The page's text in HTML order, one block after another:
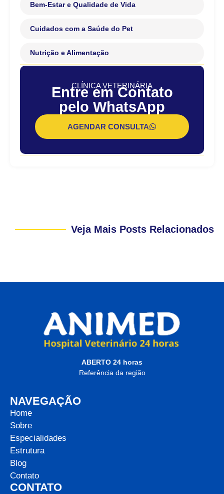
Bem-Estar e Qualidade de Vida
Cuidados com a Saúde do Pet
Nutrição e Alimentação
CLÍNICA VETERINÁRIA
Entre em Contato
pelo WhatsApp
AGENDAR CONSULTA
Veja Mais Posts Relacionados
ABERTO 24 horas
Referência da região
NAVEGAÇÃO
Home
Sobre
Especialidades
Estrutura
Blog
Contato
CONTATO